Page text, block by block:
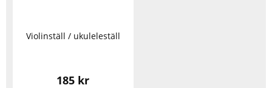
Violinställ / ukuleleställ
185 kr